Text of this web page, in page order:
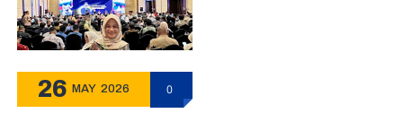
26 MAY 2026 0